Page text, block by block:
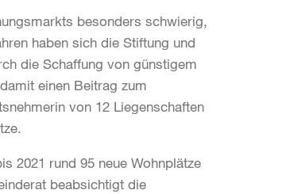
besonders schwierig,
haben sich die Stiftung und
die Schaffung von günstigem
einen Beitrag zum
von 12 Liegenschaften
2021 rund 95 neue Wohnplätze
beabsichtigt die